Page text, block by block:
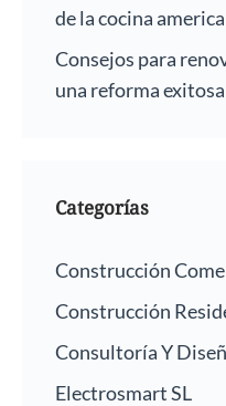
de la cocina
Consejos para
una reforma
Categorías
Construcción
Construcción
Consultoría Y
Electrosmart SL